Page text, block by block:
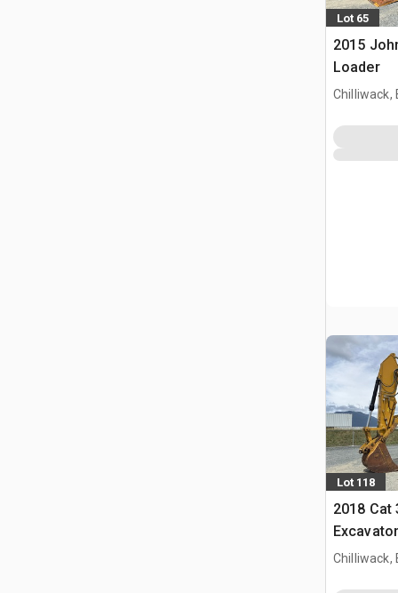
Lot 65
2015
Loader
Chilliwack,
Lot 118
2018 Cat
Excavator
Chilliwack,